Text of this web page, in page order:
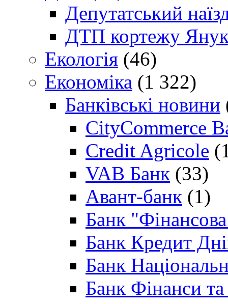
Депутатський
ДТП кортежу
Екологія (46)
Економіка (1 322)
Банківські новини
CityCommerce
Credit Agricole
VAB Банк (33)
Авант-банк (1)
Банк "Фінансова
Банк Кредит
Банк
Банк Фінанси